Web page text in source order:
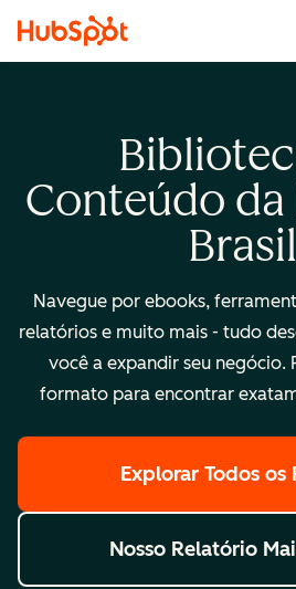
Conteúdo
Brasil
Navegue por ebooks,
relatórios e muito mais - tudo
você a expandir seu negócio.
formato para encontrar
Explorar Todos os
Nosso Relatório